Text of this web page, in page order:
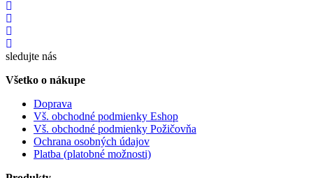
sledujte nás
Všetko o nákupe
Doprava
Vš. obchodné podmienky Eshop
Vš. obchodné podmienky Požičovňa
Ochrana osobných údajov
Platba (platobné možnosti)